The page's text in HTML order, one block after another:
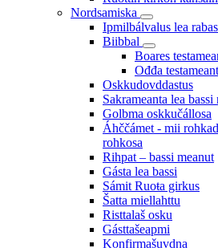
Nordsamiska
Ipmilbálvalus lea
Biibbal
Boares
Ođđa
Oskkudovddastus
Sakrameanta lea bassi
Golbma oskkučállosa
Áhččámet - mii
rohkosa
Rihpat – bassi meanut
Gásta lea bassi
Sámit Ruoŧa girkus
Šatta miellahttu
Risttalaš osku
Gásttašeapmi
Konfirmašuvdna